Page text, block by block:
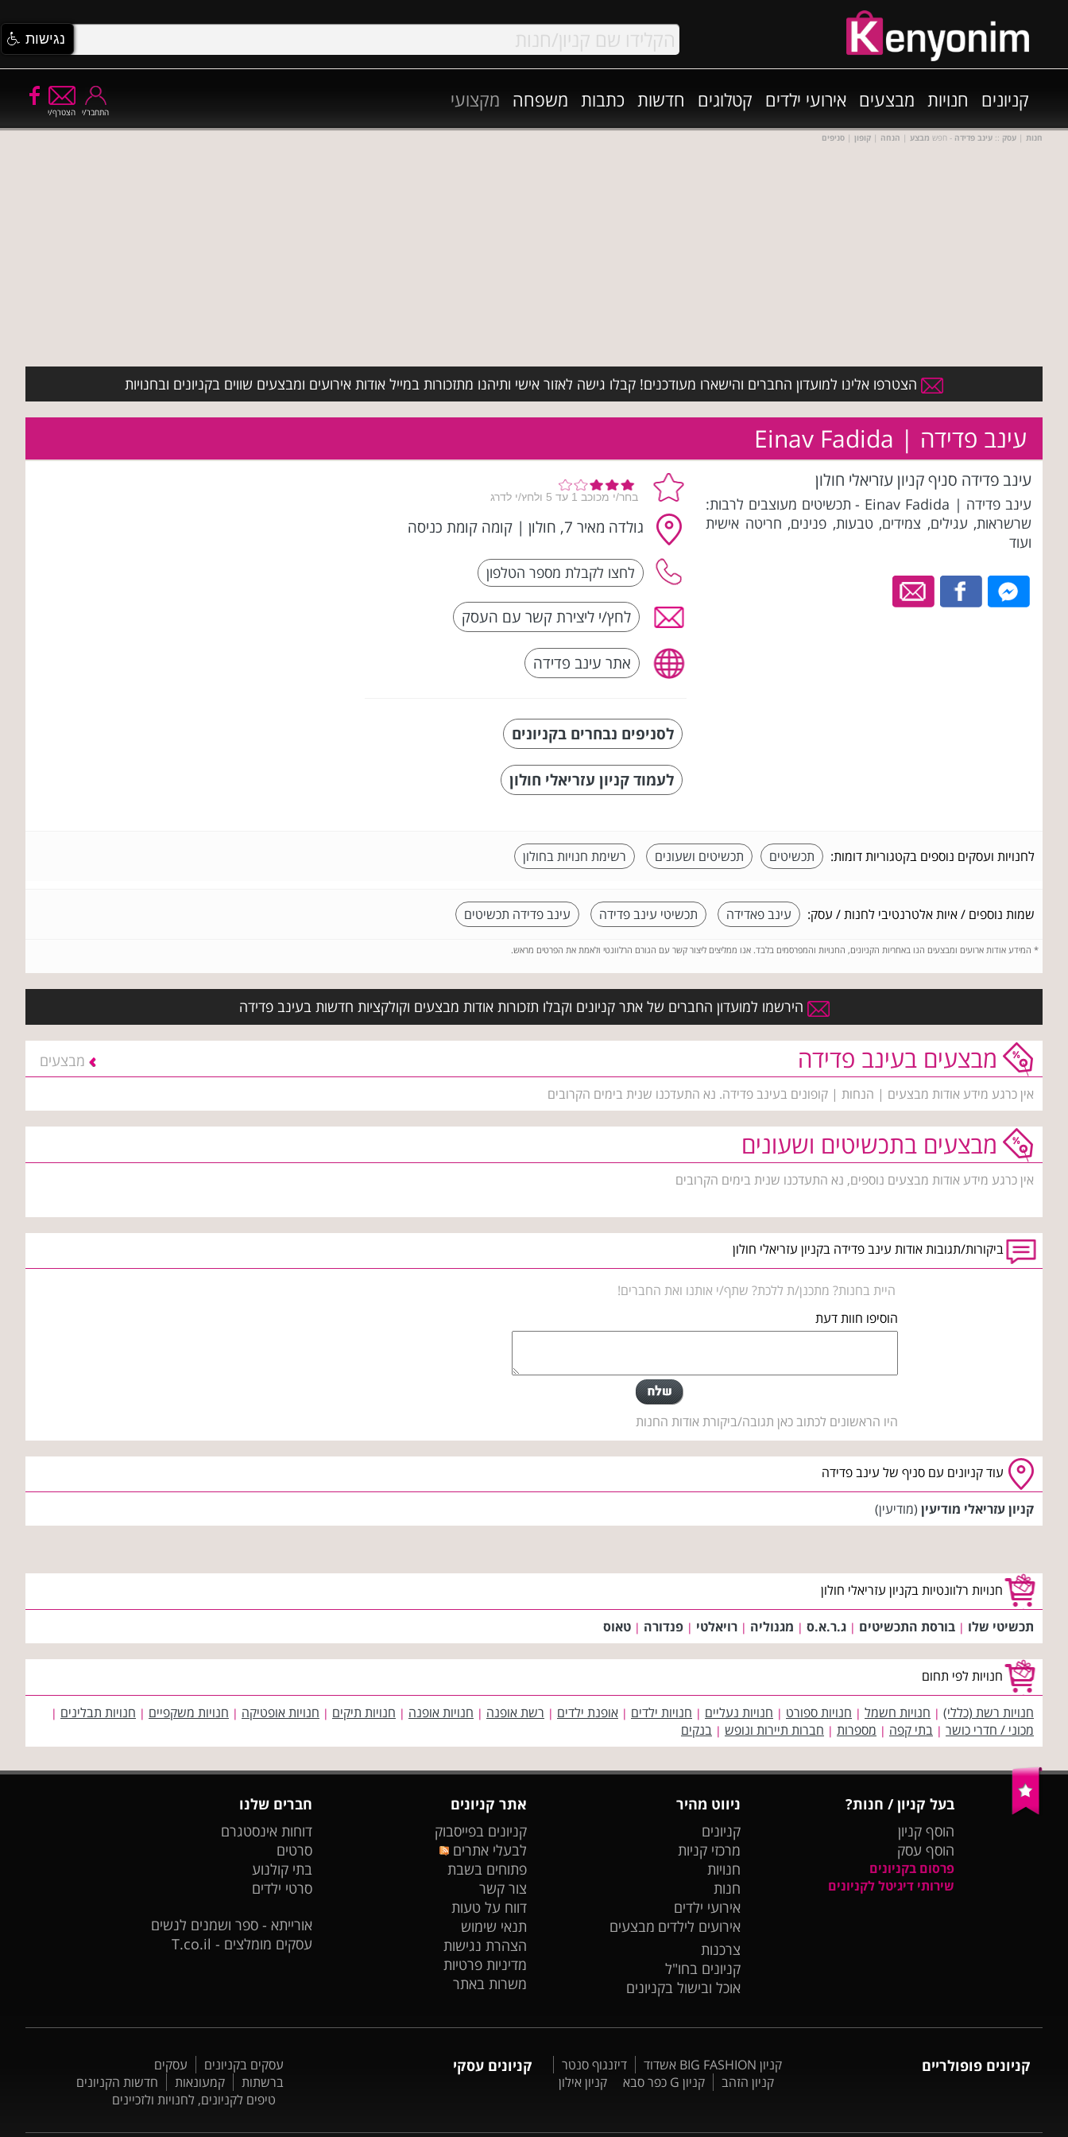
קניונים חנויות מבצעים אירועי ילדים קטלוגים חדשות כתבות משפחה מקצועי
הצטרף/י התחבר/י
חנות | עסק :: עינב פדידה - חפש מבצע | הנחה | קופון | סניפים
הצטרפו אלינו למועדון החברים והישארו מעודכנים! קבלו גישה לאזור אישי ותיהנו מתזכורות במייל אודות אירועים ומבצעים שווים בקניונים ובחנויות
עינב פדידה | Einav Fadida
עינב פדידה סניף קניון עזריאלי חולון
עינב פדידה | Einav Fadida - תכשיטים מעוצבים לרבות:
שרשראות, עגילים, צמידים, טבעות, פנינים, חריטה אישית
ועוד
גולדה מאיר 7, חולון | קומה קומת כניסה
לחץ/י ליצירת קשר עם העסק
אתר עינב פדידה
לסניפים נבחרים בקניונים
לעמוד קניון עזריאלי חולון
לחנויות ועסקים נוספים בקטגוריות דומות: תכשיטים תכשיטים ושעונים רשימת חנויות בחולון
שמות נוספים / איות אלטרנטיבי לחנות / עסק: עינב פאדידה תכשיטי עינב פדידה עינב פדידה תכשיטים
* המידע אודות ארועים ומבצעים הנו באחריות הקניונים, החנויות והמפרסמים בלבד. אנו ממליצים ליצור קשר עם הגורם הרלוונטי ולאמת את הפרטים מראש.
הירשמו למועדון החברים של אתר קניונים וקבלו תזכורות אודות מבצעים וקולקציות חדשות בעינב פדידה
מבצעים בעינב פדידה מבצעים
אין כרגע מידע אודות מבצעים | הנחות | קופונים בעינב פדידה. נא התעדכנו שנית בימים הקרובים
מבצעים בתכשיטים ושעונים
אין כרגע מידע אודות מבצעים נוספים, נא התעדכנו שנית בימים הקרובים
ביקורות/תגובות אודות עינב פדידה בקניון עזריאלי חולון
היית בחנות? מתכנן/ת ללכת? שתף/י אותנו ואת החברים!
הוסיפו חוות דעת
היו הראשונים לכתוב כאן תגובה/ביקורת אודות החנות
עוד קניונים עם סניף של עינב פדידה
קניון עזריאלי מודיעין (מודיעין)
חנויות רלוונטיות בקניון עזריאלי חולון
תכשיטי שלו | בורסת התכשיטים | ג.ר.א.ס | מגנוליה | רויאלטי | פנדורה | טאוס
חנויות לפי תחום
חנויות רשת (כללי) | חנויות חשמל | חנויות ספורט | חנויות נעליים | חנויות ילדים | אופנת ילדים | רשת אופנה | חנויות אופנה | חנויות תיקים | חנויות אופטיקה | חנויות משקפיים | חנויות תבלינים |
מכוני / חדרי כושר | בתי קפה | מספרות | חברות תיירות ונופש | בנקים
בעל קניון / חנות?
הוסף קניון
הוסף עסק
פרסום בקניונים
שירותי דיגיטל לקניונים
ניווט מהיר
קניונים
מרכזי קניות
חנויות
חנות
אירועי ילדים
אירועים לילדים מבצעים
צרכנות
קניונים בחו"ל
אוכל ובישול בקניונים
אתר קניונים
קניונים בפייסבוק
לבעלי אתרים
פתוחים בשבת
צור קשר
דווח על טעות
תנאי שימוש
הצהרת נגישות
מדיניות פרטיות
משרות באתר
חברים שלנו
דוחות אינסטגרם
סרטים
בתי קולנוע
סרטי ילדים
אורייתא - ספר ושמנים לנשים
עסקים מומלצים - T.co.il
קניונים פופולריים קניון BIG FASHION אשדוד
דיזנגוף סנטר
קניון הזהב
קניון G כפר סבא קניון אילון
קניונים עסקי עסקים בקניונים
עסקים
ברשתות
קמעונאות
חדשות הקניונים
טיפים לקניונים, לחנויות ולזכיינים
נגישות